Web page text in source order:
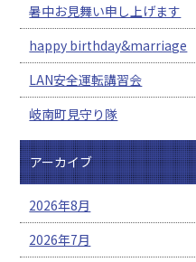
暑中お見舞い申し上げます
happy birthday&marriage
LAN安全運転講習会
岐南町見守り隊
アーカイブ
2026年8月
2026年7月